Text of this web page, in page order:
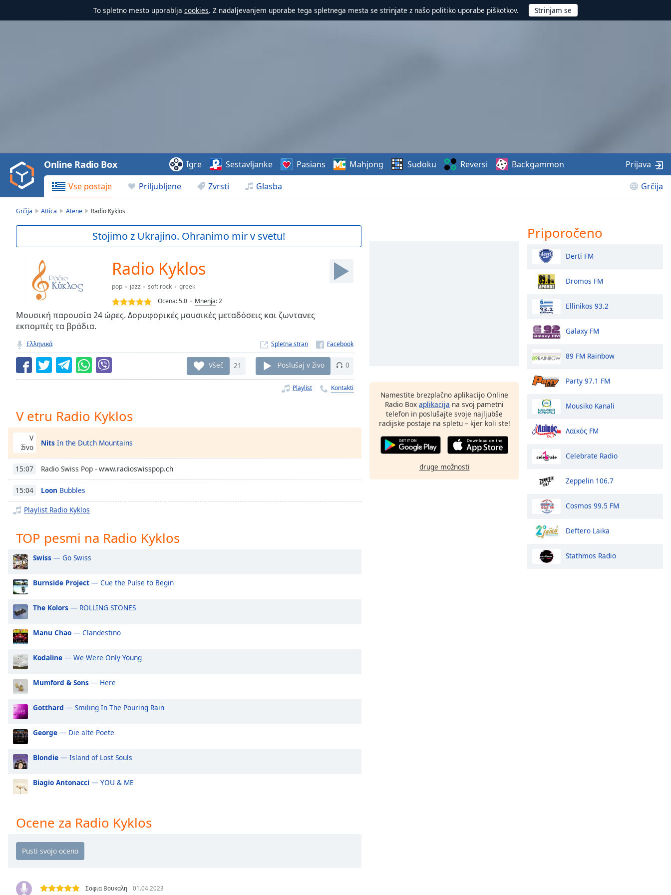
To spletno mesto uporablja cookies. Z nadaljevanjem uporabe tega spletnega mesta se strinjate z našo politiko uporabe piškotkov.
Video
Play
Backward
Skip
Current
-:-
TypeLIVE
Seek to
currently
behind
LIVE
Remaining
Time-
Playback
Rate
Chapters
Chapters
Descriptions
descriptions
subtitles
settings,
opens
settings
dialog
subtitles
off
selected
Track
Picture-
in-
Picture
Fullscreen
This
modal
window.
dialog
window.
Escape
Vse postaje Priljubljene Zvrsti Glasba Grčija
Online Radio Box Igre Sestavljanke Pasians Mahjong Sudoku Reversi Backgammon Prijava
Grčija Attica Atene Radio Kyklos
Stojimo z Ukrajino. Ohranimo mir v svetu!
Radio Kyklos
pop jazz soft rock
greek
Ocena:5.0 Mnenja:2
Μουσική παρουσία 24 ώρες. Δορυφορικές μουσικές μεταδόσεις και ζωντανες
εκπομπές τα βράδια.
Ελληνικά Spletna stran
Všeč 21 Poslušaj v živo 0
Playlist Kontakti
V etru Radio Kyklos
V
živo
Nits In the Dutch Mountains
15:07 Radio Swiss Pop - www.radioswisspop.ch
15:04 Loon Bubbles
Playlist Radio Kyklos
TOP pesmi na Radio Kyklos
Swiss — Go Swiss
Burnside Project — Cue the Pulse to Begin
The Kolors — ROLLING STONES
Manu Chao — Clandestino
Kodaline — We Were Only Young
Mumford & Sons — Here
Gotthard — Smiling In The Pouring Rain
George — Die alte Poete
Blondie — Island of Lost Souls
Biagio Antonacci — YOU & ME
Ocene za Radio Kyklos
Σοφια Βουκαλη 01.04.2023
Namestite brezplačno aplikacijo Online
Radio Box aplikacija na svoj pametni
telefon in poslušajte svoje najljubše
radijske postaje na spletu – kjer koli ste!
druge možnosti
Priporočeno
Derti FM
Dromos FM
Ellinikos 93.2
Galaxy FM
89 FM Rainbow
Party 97.1 FM
Mousiko Kanali
Λαϊκός FM
Celebrate Radio
Zeppelin 106.7
Cosmos 99.5 FM
Deftero Laika
Stathmos Radio